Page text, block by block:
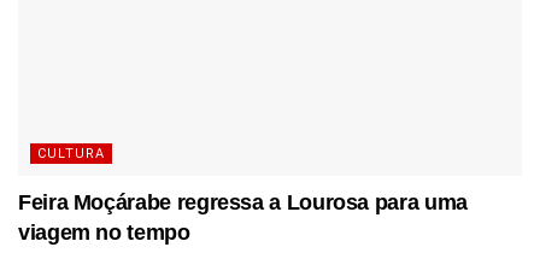
CULTURA
Feira Moçárabe regressa a Lourosa para uma
viagem no tempo